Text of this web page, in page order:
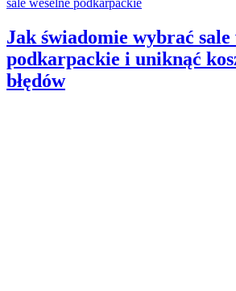
Jak świadomie wybrać sale
podkarpackie i uniknąć
błędów